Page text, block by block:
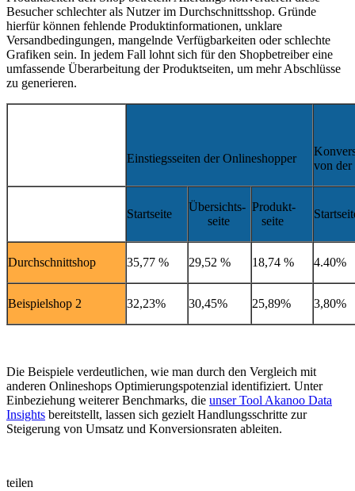
Besucher schlechter als Nutzer im Durchschnittsshop. Gründe
hierfür können fehlende Produktinformationen, unklare
Versandbedingungen, mangelnde Verfügbarkeiten oder schlechte
Grafiken sein. In jedem Fall lohnt sich für den Shopbetreiber eine
umfassende Überarbeitung der Produktseiten, um mehr Abschlüsse
zu generieren.
Einstiegsseiten der Onlineshopper
von der
Startseite
Übersichts-
seite
Produkt-
seite
Durchschnittshop 35,77 % 29,52 % 18,74 % 4.40%
Beispielshop 2 32,23% 30,45% 25,89% 3,80%
Die Beispiele verdeutlichen, wie man durch den Vergleich mit
anderen Onlineshops Optimierungspotenzial identifiziert. Unter
Einbeziehung weiterer Benchmarks, die unser Tool Akanoo Data
Insights bereitstellt, lassen sich gezielt Handlungsschritte zur
Steigerung von Umsatz und Konversionsraten ableiten.
teilen